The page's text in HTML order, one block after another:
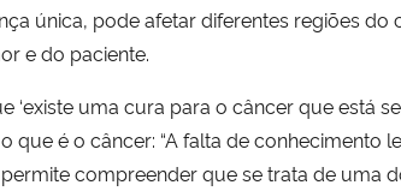
única, pode afetar diferentes regiões
e do paciente.
uma cura para o câncer que está
é o câncer: “A falta de conhecimento
compreender que se trata de uma